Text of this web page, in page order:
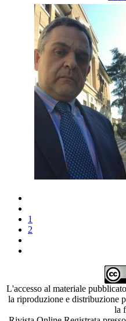
1
2
L'accesso al materiale
la riproduzione e distribuzione
la